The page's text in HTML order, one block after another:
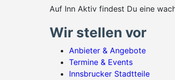
Auf Inn Aktiv findest Du eine
Wir stellen vor
Anbieter & Angebote
Termine & Events
Innsbrucker Stadtteile